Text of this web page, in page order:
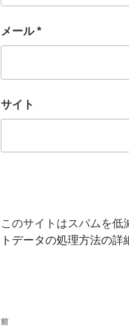
メール*
サイト
このサイトはスパムを低
トデータの処理方法の
投
過
前